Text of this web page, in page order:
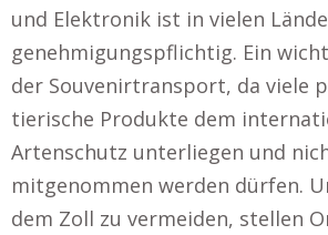
und Elektronik ist in vielen
genehmigungspflichtig. Ein
der Souvenirtransport, da viele
tierische Produkte dem
Artenschutz unterliegen und
mitgenommen werden dürfen.
dem Zoll zu vermeiden, stellen